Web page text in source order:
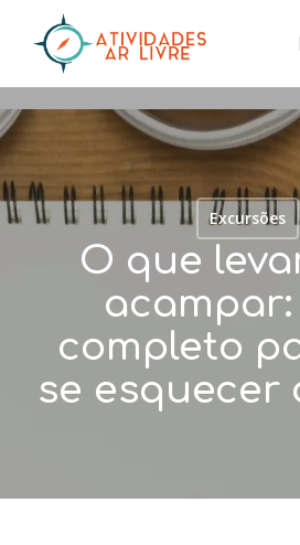
Excursões
O que
completo
se esquecer